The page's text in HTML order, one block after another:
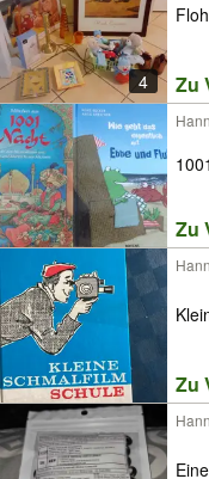
4 Zu
Zu
Zu